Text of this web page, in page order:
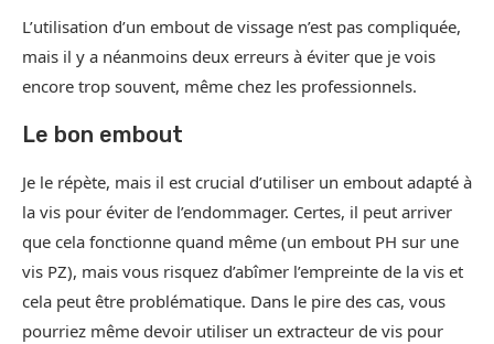
L’utilisation d’un embout de vissage n’est pas compliquée,
mais il y a néanmoins deux erreurs à éviter que je vois
encore trop souvent, même chez les professionnels.
Le bon embout
Je le répète, mais il est crucial d’utiliser un embout adapté à
la vis pour éviter de l’endommager. Certes, il peut arriver
que cela fonctionne quand même (un embout PH sur une
vis PZ), mais vous risquez d’abîmer l’empreinte de la vis et
cela peut être problématique. Dans le pire des cas, vous
pourriez même devoir utiliser un extracteur de vis pour